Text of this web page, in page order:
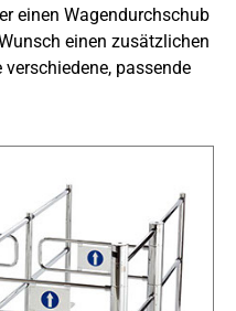
einen Wagendurchschub
einen zusätzlichen
passende